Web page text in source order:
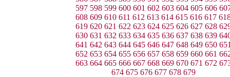
597 598 599 600 601 602 603 604 605 606
608 609 610 611 612 613 614 615 616 617
619 620 621 622 623 624 625 626 627 628
630 631 632 633 634 635 636 637 638 639
641 642 643 644 645 646 647 648 649 650
652 653 654 655 656 657 658 659 660 661
663 664 665 666 667 668 669 670 671 672
674 675 676 677 678 679